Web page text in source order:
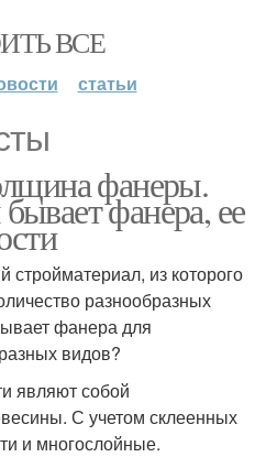
ВСЕ
статьи
фанеры.
фанера, ее
из которого
разнообразных
фанера для
видов?
являют собой
С учетом склеенных
и многослойные.